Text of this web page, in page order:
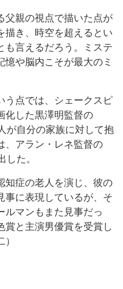
親の視点で描いた点が
描き、時空を超えるとい
も言えるだろう。ミステ
憶や脳内こそが最大のミ
点では、シェークスピ
化した黒澤明監督の
が自分の家族に対して抱
、アラン・レネ監督の
した。
症の老人を演じ、彼の
事に表現しているが、そ
ルマンもまた見事だっ
賞と主演男優賞を受賞し